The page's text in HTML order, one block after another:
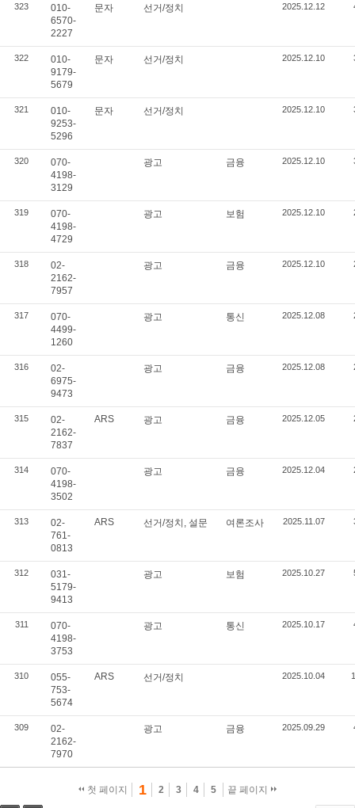
323
010-
6570-
2227
문자 선거/정치 2025.12.12
322
010-
9179-
5679
문자 선거/정치 2025.12.10
321
010-
9253-
5296
문자 선거/정치 2025.12.10
320
070-
4198-
3129
광고 금융 2025.12.10
319
070-
4198-
4729
광고 보험 2025.12.10
318
02-
2162-
7957
광고 금융 2025.12.10
317
070-
4499-
1260
광고 통신 2025.12.08
316
02-
6975-
9473
광고 금융 2025.12.08
315
02-
2162-
7837
ARS 광고 금융 2025.12.05
314
070-
4198-
3502
광고 금융 2025.12.04
313
02-
761-
0813
ARS 선거/정치, 설문 여론조사 2025.11.07
312
031-
5179-
9413
광고 보험 2025.10.27
311
070-
4198-
3753
광고 통신 2025.10.17
310
055-
753-
5674
ARS 선거/정치 2025.10.04
309
02-
2162-
7970
광고 금융 2025.09.29
첫 페이지 1 2 3 4 5 끝 페이지